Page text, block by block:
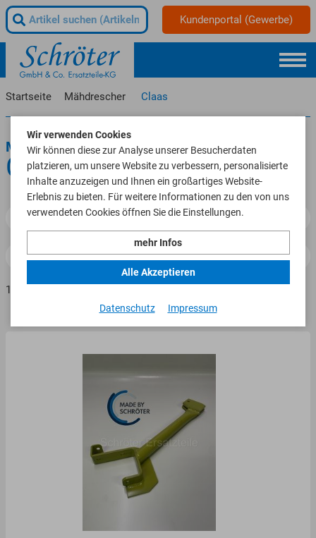
Kundenportal (Gewerbe)
Startseite Mähdrescher Claas
Mähdrescher
Claas
Filtern
1 keyboard_arrow_right
Wir verwenden Cookies
Wir können diese zur Analyse unserer Besucherdaten
platzieren, um unsere Website zu verbessern, personalisierte
Inhalte anzuzeigen und Ihnen ein großartiges Website-
Erlebnis zu bieten. Für weitere Informationen zu den von uns
verwendeten Cookies öffnen Sie die Einstellungen.
mehr Infos
Alle Akzeptieren
Datenschutz Impressum